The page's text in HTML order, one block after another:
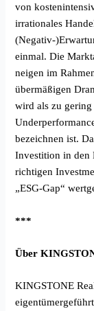
von
irrationales
(Negativ-
einmal. Die
neigen im
übermäßigen
wird als zu
bezeichnen ist.
Investition in den
richtigen
„ESG-Gap“
***
Über
KINGSTONE